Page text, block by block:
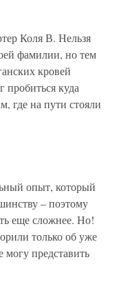
Коля В. Нельзя
фамилии, но тем
кровей
куда
где на пути стояли
опыт, который
– поэтому
еще сложнее. Но!
только об уже
представить